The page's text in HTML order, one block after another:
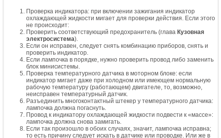
Проверка индикатора: при включении зажигания индикатор
охлаждающей жидкости мигает для проверки действия. Если этого
не происходит:
Проверить соответствующий предохранитель (глава Кузовная
электросистема).
Если он исправен, следует снять комбинацию приборов, снять и
проверить индикатор.
Если лампочка в порядке, нужно проверить провод либо заменить
блок минисистемы.
Проверка температурного датчика в моторном блоке: если
индикатор мигает даже при холодном или имеющем нормальную
рабочую температуру (работающем) двигателе, то, возможно,
неисправен температурный датчик.
Разъединить многоконтактный штекер у температурного датчика:
лампочка должна погаснуть.
Провод к индикатору охлаждающей жидкости подвести к «массе»:
лампочка должна снова замигать.
Если так произошло в обоих случаях, значит, лампочка исправна;
то есть причину следует искать в датчике или проводке. Или же в